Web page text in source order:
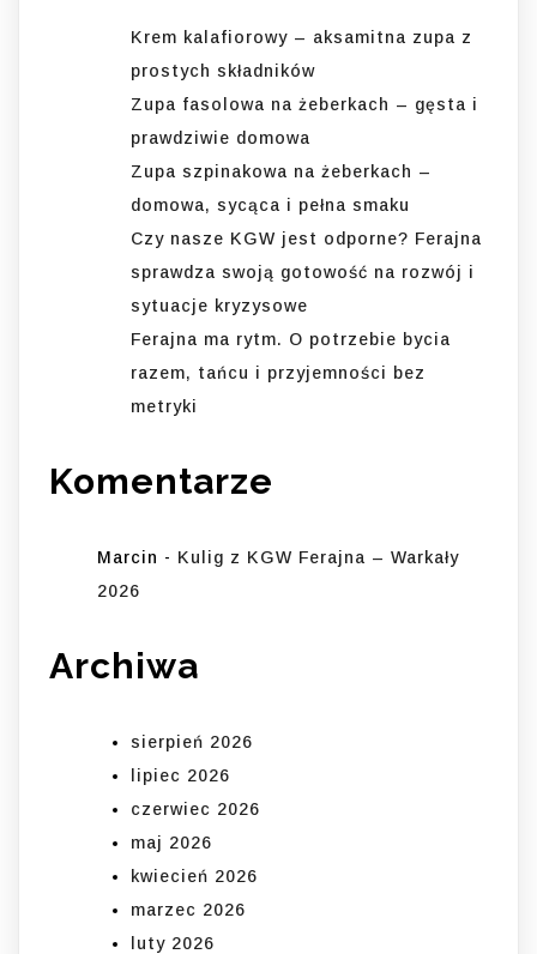
Krem kalafiorowy – aksamitna zupa z
prostych składników
Zupa fasolowa na żeberkach – gęsta i
prawdziwie domowa
Zupa szpinakowa na żeberkach –
domowa, sycąca i pełna smaku
Czy nasze KGW jest odporne? Ferajna
sprawdza swoją gotowość na rozwój i
sytuacje kryzysowe
Ferajna ma rytm. O potrzebie bycia
razem, tańcu i przyjemności bez
metryki
Komentarze
Marcin - Kulig z KGW Ferajna – Warkały
2026
Archiwa
sierpień 2026
lipiec 2026
czerwiec 2026
maj 2026
kwiecień 2026
marzec 2026
luty 2026